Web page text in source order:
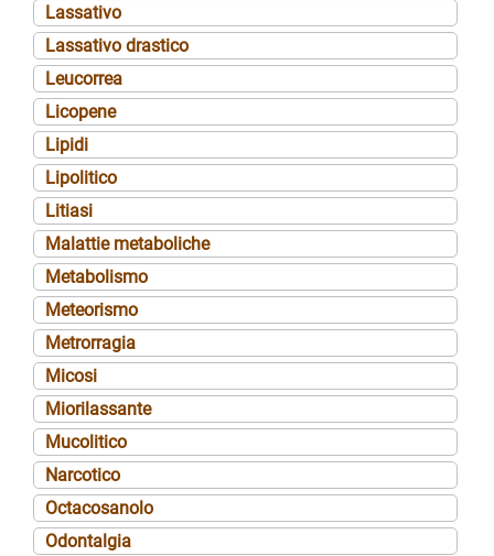
Lassativo
Lassativo drastico
Leucorrea
Licopene
Lipidi
Lipolitico
Litiasi
Malattie metaboliche
Metabolismo
Meteorismo
Metrorragia
Micosi
Miorilassante
Mucolitico
Narcotico
Octacosanolo
Odontalgia